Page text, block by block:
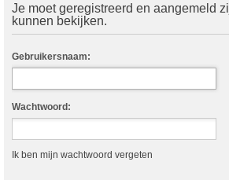
Je moet geregistreerd en aangemeld
kunnen bekijken.
Gebruikersnaam:
Wachtwoord:
Ik ben mijn wachtwoord vergeten